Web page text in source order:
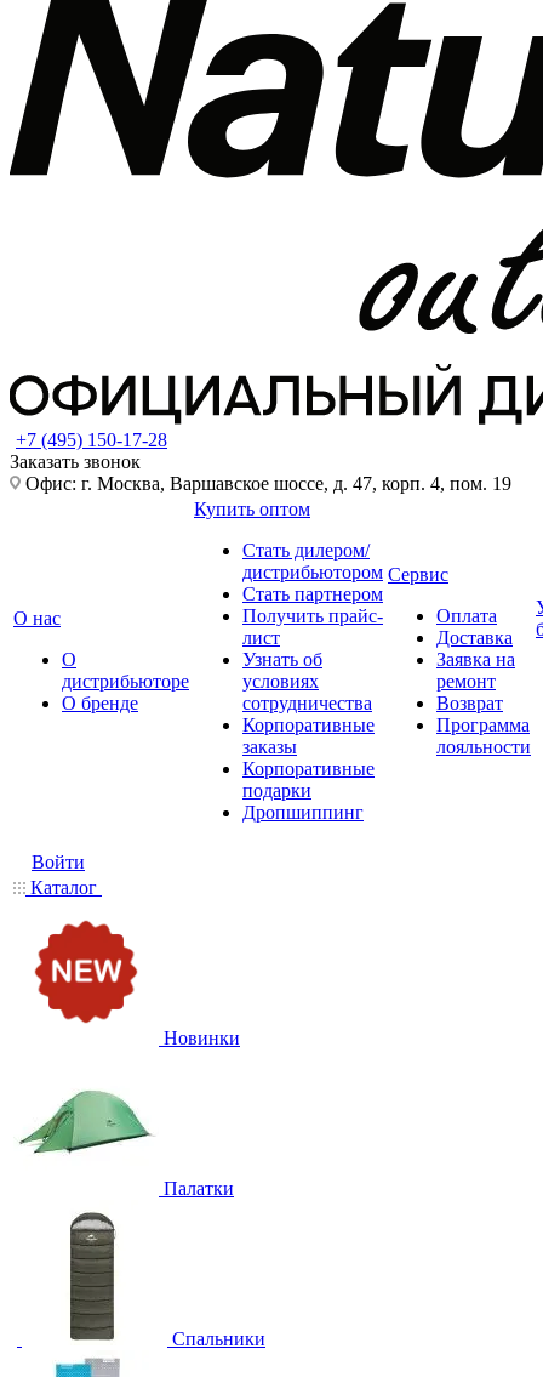
+7 (495) 150-17-28
Заказать звонок
Офис: г. Москва, Варшавское шоссе, д. 47, корп. 4, пом. 19
О нас
О
дистрибьюторе
О бренде
Купить оптом
Стать дилером/
дистрибьютором
Стать партнером
Получить прайс-
лист
Узнать об
условиях
сотрудничества
Корпоративные
заказы
Корпоративные
подарки
Дропшиппинг
Сервис
Оплата
Доставка
Заявка на
ремонт
Возврат
Программа
лояльности
Войти
Каталог
Новинки
Палатки
Спальники